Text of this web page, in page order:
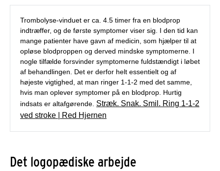
Trombolyse-vinduet er ca. 4.5 timer fra en blodprop
indtræffer, og de første symptomer viser sig. I den tid kan
mange patienter have gavn af medicin, som hjælper til at
opløse blodproppen og derved mindske symptomerne. I
nogle tilfælde forsvinder symptomerne fuldstændigt i løbet
af behandlingen. Det er derfor helt essentielt og af
højeste vigtighed, at man ringer 1-1-2 med det samme,
hvis man oplever symptomer på en blodprop. Hurtig
indsats er altafgørende. Stræk. Snak. Smil. Ring 1-1-2
ved stroke | Red Hjernen
Det logopædiske arbejde